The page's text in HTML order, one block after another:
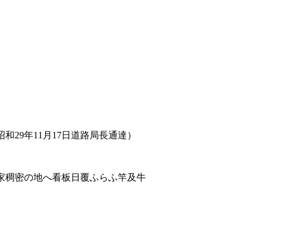
29年11月17日道路局長通達）
密の地へ看板日覆ふらふ竿及牛